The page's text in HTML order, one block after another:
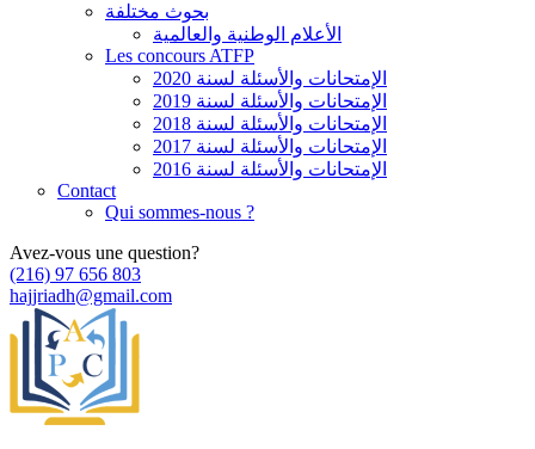
بحوث مختلفة
الأعلام الوطنية والعالمية
Les concours ATFP
الإمتحانات والأسئلة لسنة 2020
الإمتحانات والأسئلة لسنة 2019
الإمتحانات والأسئلة لسنة 2018
الإمتحانات والأسئلة لسنة 2017
الإمتحانات والأسئلة لسنة 2016
Contact
Qui sommes-nous ?
Avez-vous une question?
(216) 97 656 803
hajjriadh@gmail.com